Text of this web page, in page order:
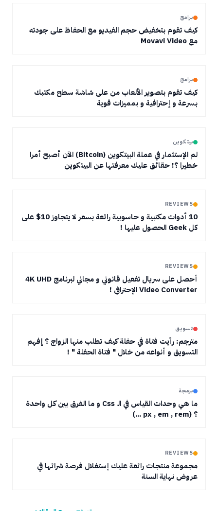
برامج
كيف تقوم بتخفيض حجم الفيديو مع الحفاظ على جودته
مع Movavi Video
برامج
كيف تقوم بتصوير الألعاب من على شاشة سطح مكتبك
بسرعة و إحترافية و بمميزات قوية
بيتكوين
لم الإستثمار في عملة البيتكوين (Bitcoin) الآن أصبح أمرا
خطيرا ؟! حقائق عليك معرفتها عن البيتكوين
REVIEWS
10 أدوات مكتبية و حاسوبية رائعة بسعر لا يتجاوز 10$ على
كل Geek الحصول عليها !
REVIEWS
أحصل على سريال تفعيل قانوني و مجاني لبرنامج 4K UHD
Video Converter الإحترافي !
تسويق
مترجم: رأيت فتاة في حفلة كيف تطلب منها الزواج ؟ إفهم
التسويق و أنواعه من خلال " فتاة الحفلة " !
برمجة
ما هي وحدات القياس في الـ Css و ما الفرق بين كل واحدة
؟ (px , em , rem ...)
REVIEWS
مجموعة منتجات رائعة عليك إستغلال فرصة شرائها في
عروض نهاية السنة